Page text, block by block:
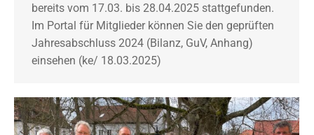
bereits vom 17.03. bis 28.04.2025 stattgefunden.
Im Portal für Mitglieder können Sie den geprüften
Jahresabschluss 2024 (Bilanz, GuV, Anhang)
einsehen (ke/ 18.03.2025)